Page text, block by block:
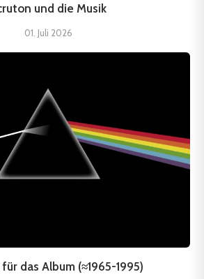
und die Musik
01. Juli 2026
das Album (≈1965-1995)